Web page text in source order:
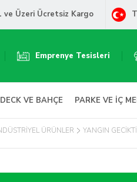
ve Üzeri Ücretsiz Kargo
Emprenye Tesisleri
DECK VE BAHÇE PARKE VE İÇ
ÜRÜNLER YANGIN